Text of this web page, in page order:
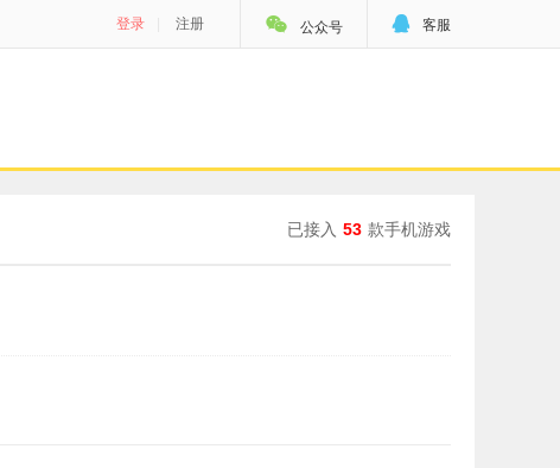
登录 注册  公众号  客服
已接入 53 款手机游戏